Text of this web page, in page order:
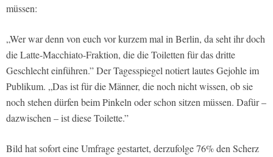
müssen:
„Wer war denn von euch vor kurzem mal in Berlin, da seht ihr doch
die Latte-Macchiato-Fraktion, die die Toiletten für das dritte
Geschlecht einführen.” Der Tagesspiegel notiert lautes Gejohle im
Publikum. „Das ist für die Männer, die noch nicht wissen, ob sie
noch stehen dürfen beim Pinkeln oder schon sitzen müssen. Dafür –
dazwischen – ist diese Toilette.”
Bild hat sofort eine Umfrage gestartet, derzufolge 76% den Scherz